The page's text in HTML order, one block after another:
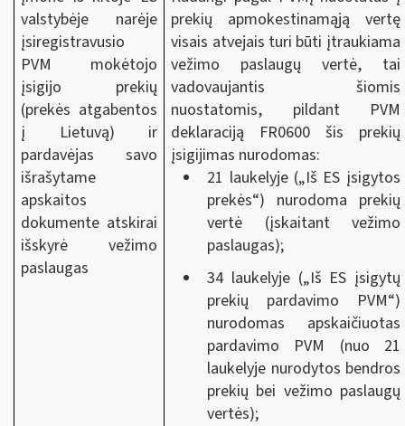
valstybėje narėje
įsiregistravusio
PVM mokėtojo
įsigijo prekių
(prekės atgabentos
į Lietuvą) ir
pardavėjas savo
išrašytame
apskaitos
dokumente atskirai
išskyrė vežimo
paslaugas
prekių apmokestinamąją vertę
visais atvejais turi būti įtraukiama
vežimo paslaugų vertė, tai
vadovaujantis šiomis
nuostatomis, pildant PVM
deklaraciją FR0600 šis prekių
įsigijimas nurodomas:
21 laukelyje („Iš ES įsigytos
prekės“) nurodoma prekių
vertė (įskaitant vežimo
paslaugas);
34 laukelyje („Iš ES įsigytų
prekių pardavimo PVM“)
nurodomas apskaičiuotas
pardavimo PVM (nuo 21
laukelyje nurodytos bendros
prekių bei vežimo paslaugų
vertės);